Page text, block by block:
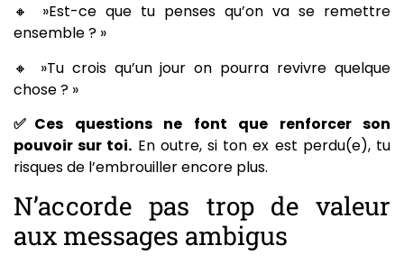
🔸 »Est-ce que tu penses qu’on va se remettre
ensemble ? »
🔸 »Tu crois qu’un jour on pourra revivre quelque
chose ? »
✅Ces questions ne font que renforcer son
pouvoir sur toi. En outre, si ton ex est perdu(e), tu
risques de l’embrouiller encore plus.
N’accorde pas trop de valeur
aux messages ambigus